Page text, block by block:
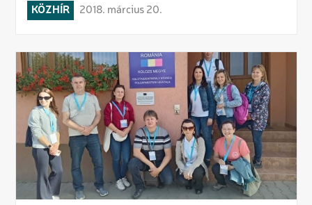
KÖZHÍR 2018. március 20.